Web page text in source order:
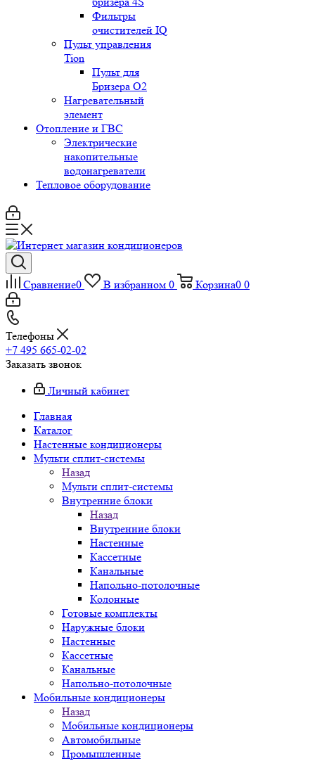
Фильтры
очистителей IQ
Пульт управления
Tion
Пульт для
Бризера O2
Нагревательный
элемент
Отопление и ГВС
Электрические
накопительные
водонагреватели
Тепловое оборудование
Сравнение0 В избранном 0 Корзина0 0
Телефоны
+7 495 665-02-02
Заказать звонок
Личный кабинет
Главная
Каталог
Настенные кондиционеры
Мульти сплит-системы
Назад
Мульти сплит-системы
Внутренние блоки
Назад
Внутренние блоки
Настенные
Кассетные
Канальные
Напольно-потолочные
Колонные
Готовые комплекты
Наружные блоки
Настенные
Кассетные
Канальные
Напольно-потолочные
Мобильные кондиционеры
Назад
Мобильные кондиционеры
Автомобильные
Промышленные